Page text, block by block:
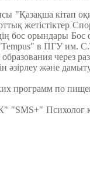
"Қазақша кітап
жетістіктер
бос орындары Бос
в ПГУ им.
через
әзірлеу және
программ по
"SMS+" Психолог